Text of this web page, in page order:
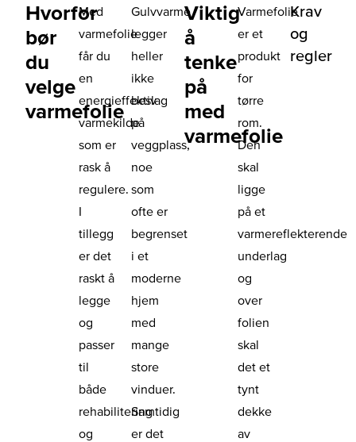
Hvorfor
bør
du
velge
varmefolie
Med
varmefolie
får du
en
energieffektiv
varmekilde
som er
rask å
regulere.
I
tillegg
er det
raskt å
legge
og
passer
til
både
rehabilitering
og
Gulvvarme
legger
heller
ikke
beslag
på
veggplass,
noe
som
ofte er
begrenset
i et
moderne
hjem
med
mange
store
vinduer.
Samtidig
er det
Viktig
å
tenke
på
med
varmefolie
Varmefolie
er et
produkt
for
tørre
rom.
Den
skal
ligge
på et
varmereflekterende
underlag
og
over
folien
skal
det et
tynt
dekke
av
Krav
og
regler